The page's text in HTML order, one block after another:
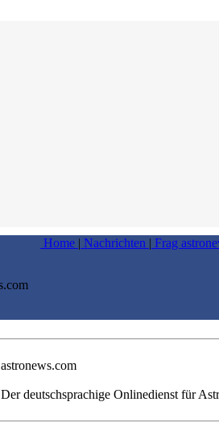
Home | Nachrichten | Frag
astronews.com
Der deutschsprachige Onlinedienst für